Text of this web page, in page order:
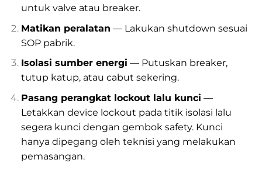
untuk valve atau breaker.
Matikan peralatan — Lakukan shutdown sesuai
SOP pabrik.
Isolasi sumber energi — Putuskan breaker,
tutup katup, atau cabut sekering.
Pasang perangkat lockout lalu kunci —
Letakkan device lockout pada titik isolasi lalu
segera kunci dengan gembok safety. Kunci
hanya dipegang oleh teknisi yang melakukan
pemasangan.